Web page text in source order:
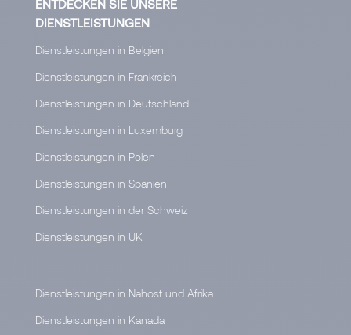
ENTDECKEN SIE UNSERE
DIENSTLEISTUNGEN
Dienstleistungen in Belgien
Dienstleistungen in Frankreich
Dienstleistungen in Deutschland
Dienstleistungen in Luxemburg
Dienstleistungen in Polen
Dienstleistungen in Spanien
Dienstleistungen in der Schweiz
Dienstleistungen in UK
Dienstleistungen in Nahost und Afrika
Dienstleistungen in Kanada